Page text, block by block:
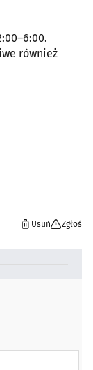
również
Usuń Zgłoś